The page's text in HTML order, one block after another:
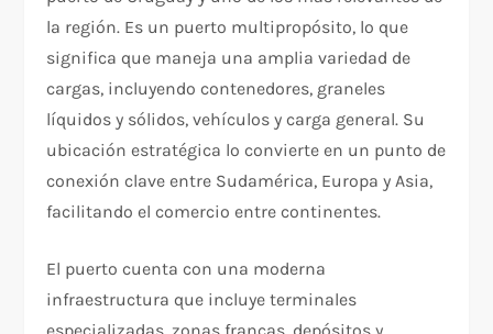
la región. Es un puerto multipropósito, lo que
significa que maneja una amplia variedad de
cargas, incluyendo contenedores, graneles
líquidos y sólidos, vehículos y carga general. Su
ubicación estratégica lo convierte en un punto de
conexión clave entre Sudamérica, Europa y Asia,
facilitando el comercio entre continentes.
El puerto cuenta con una moderna
infraestructura que incluye terminales